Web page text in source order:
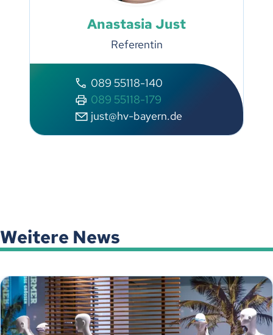
Anastasia Just
Referentin
089 55118-140
089 55118-179
just@hv-bayern.de
Weitere News